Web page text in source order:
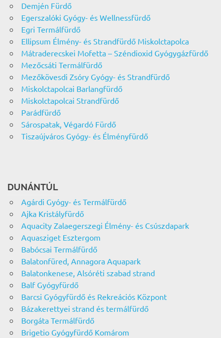
Demjén Fürdő
Egerszalóki Gyógy- és Wellnessfürdő
Egri Termálfürdő
Ellipsum Élmény- és Strandfürdő Miskolctapolca
Mátraderecskei Mofetta – Széndioxid Gyógygázfürdő
Mezőcsáti Termálfürdő
Mezőkövesdi Zsóry Gyógy- és Strandfürdő
Miskolctapolcai Barlangfürdő
Miskolctapolcai Strandfürdő
Parádfürdő
Sárospatak, Végardó Fürdő
Tiszaújváros Gyógy- és Élményfürdő
DUNÁNTÚL
Agárdi Gyógy- és Termálfürdő
Ajka Kristályfürdő
Aquacity Zalaegerszegi Élmény- és Csúszdapark
Aquasziget Esztergom
Babócsai Termálfürdő
Balatonfüred, Annagora Aquapark
Balatonkenese, Alsóréti szabad strand
Balf Gyógyfürdő
Barcsi Gyógyfürdő és Rekreációs Központ
Bázakerettyei strand és termálfürdő
Borgáta Termálfürdő
Brigetio Gyógyfürdő Komárom